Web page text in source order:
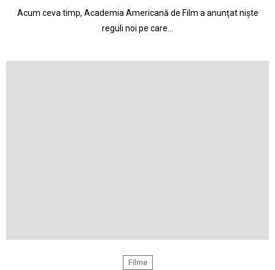
Acum ceva timp, Academia Americană de Film a anunțat niște
reguli noi pe care…
Filme